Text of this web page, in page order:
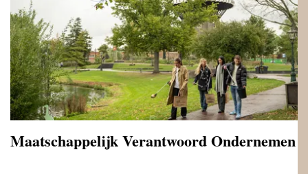
Maatschappelijk Verantwoord Ondernemen